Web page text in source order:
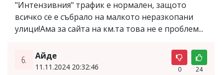
"Интензивния" трафик е нормален, защото
всичко се е събрало на малкото неразкопани
улици!Ама за сайта на км.та това не е проблем...
6. Айде
11.11.2024 20:32:46 0 24